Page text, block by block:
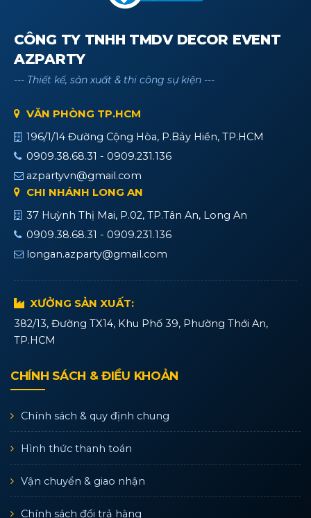
CÔNG TY TNHH TMDV DECOR EVENT
AZPARTY
--- Thiết kế, sản xuất & thi công sự kiện ---
VĂN PHÒNG TP.HCM
196/1/14 Đường Cộng Hòa, P.Bảy Hiền, TP.HCM
0909.38.68.31 - 0909.231.136
azpartyvn@gmail.com
CHI NHÁNH LONG AN
37 Huỳnh Thị Mai, P.02, TP.Tân An, Long An
0909.38.68.31 - 0909.231.136
longan.azparty@gmail.com
XƯỞNG SẢN XUẤT:
382/13, Đường TX14, Khu Phố 39, Phường Thới An,
TP.HCM
CHÍNH SÁCH & ĐIỀU KHOẢN
Chính sách & quy định chung
Hình thức thanh toán
Vận chuyển & giao nhận
Chính sách đổi trả hàng